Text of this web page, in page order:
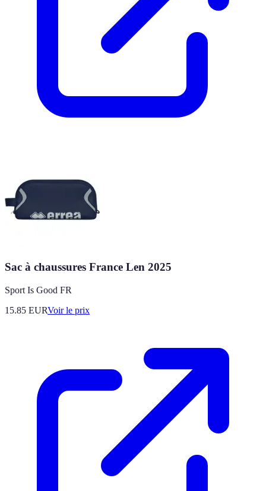
Sac à chaussures France Len 2025
Sport Is Good FR
15.85 EURVoir le prix